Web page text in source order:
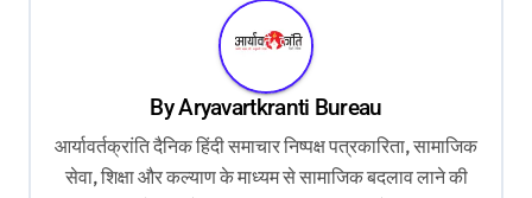
ByAryavartkranti Bureau
आर्यावर्तक्रांति दैनिक हिंदी समाचार निष्पक्ष पत्रकारिता, सामाजिक
सेवा, शिक्षा और कल्याण के माध्यम से सामाजिक बदलाव लाने की